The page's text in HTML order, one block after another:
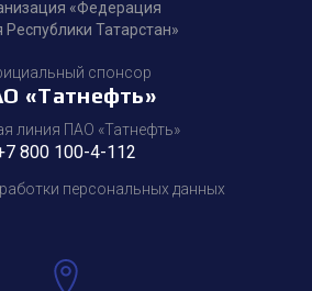
«Федерация
Республики Татарстан»
спонсор
«Татнефть»
линия ПАО «Татнефть»
800 100-4-112
персональных данных